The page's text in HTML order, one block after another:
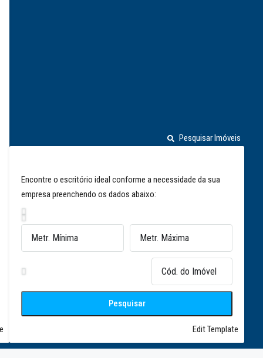
Pesquisar Imóveis
Encontre o escritório ideal conforme a necessidade da sua
empresa preenchendo os dados abaixo:
Pesquisar
Edit Template